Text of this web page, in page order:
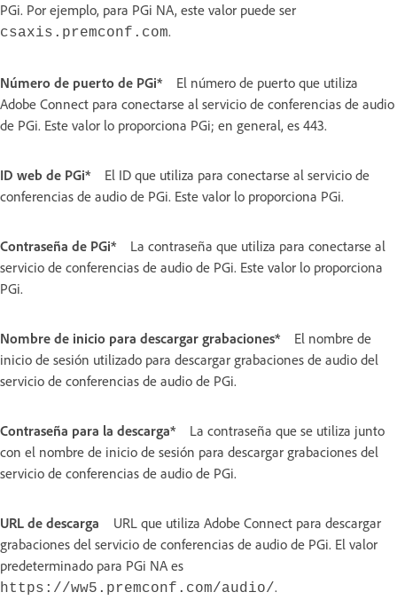
PGi. Por ejemplo, para PGi NA, este valor puede ser
csaxis.premconf.com.
Número de puerto de PGi*
El número de puerto que utiliza
Adobe Connect para conectarse al servicio de conferencias de audio
de PGi. Este valor lo proporciona PGi; en general, es 443.
ID web de PGi*
El ID que utiliza para conectarse al servicio de
conferencias de audio de PGi. Este valor lo proporciona PGi.
Contraseña de PGi*
La contraseña que utiliza para conectarse al
servicio de conferencias de audio de PGi. Este valor lo proporciona
PGi.
Nombre de inicio para descargar grabaciones*
El nombre de
inicio de sesión utilizado para descargar grabaciones de audio del
servicio de conferencias de audio de PGi.
Contraseña para la descarga*
La contraseña que se utiliza junto
con el nombre de inicio de sesión para descargar grabaciones del
servicio de conferencias de audio de PGi.
URL de descarga
URL que utiliza Adobe Connect para descargar
grabaciones del servicio de conferencias de audio de PGi. El valor
predeterminado para PGi NA es
https://ww5.premconf.com/audio/.